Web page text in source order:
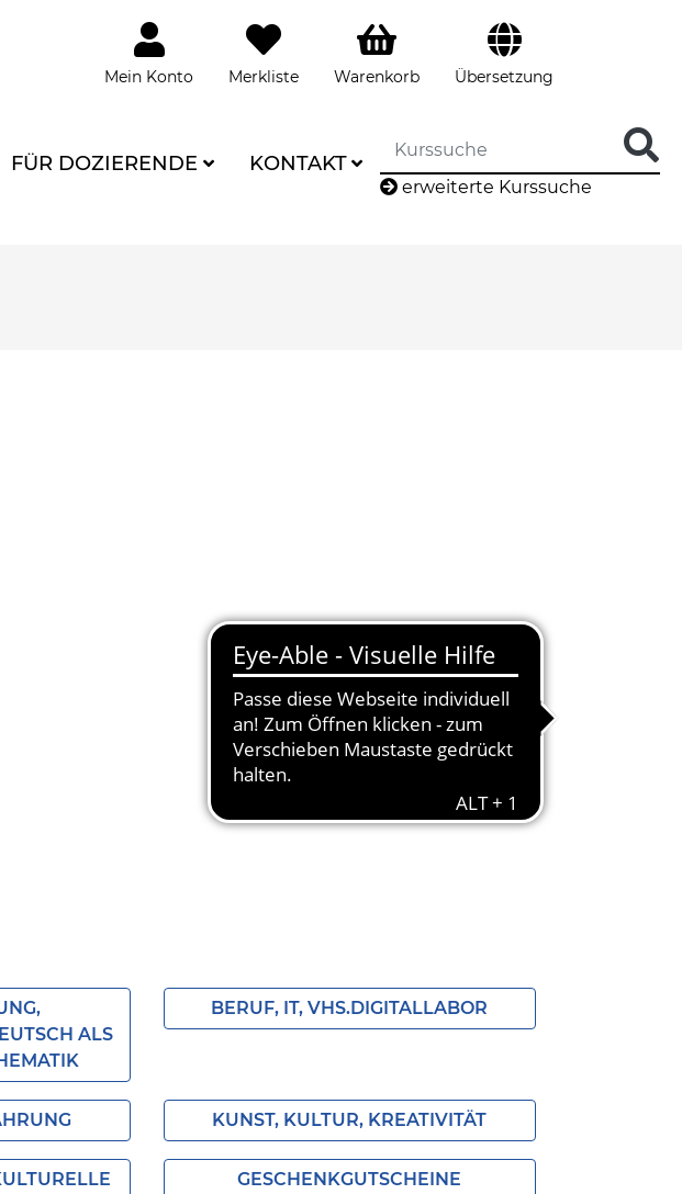
Mein Konto Merkliste Warenkorb Übersetzung
FÜR DOZIERENDE KONTAKT
erweiterte Kurssuche
ALS
BERUF, IT, VHS.DIGITALLABOR
KUNST, KULTUR, KREATIVITÄT
GESCHENKGUTSCHEINE